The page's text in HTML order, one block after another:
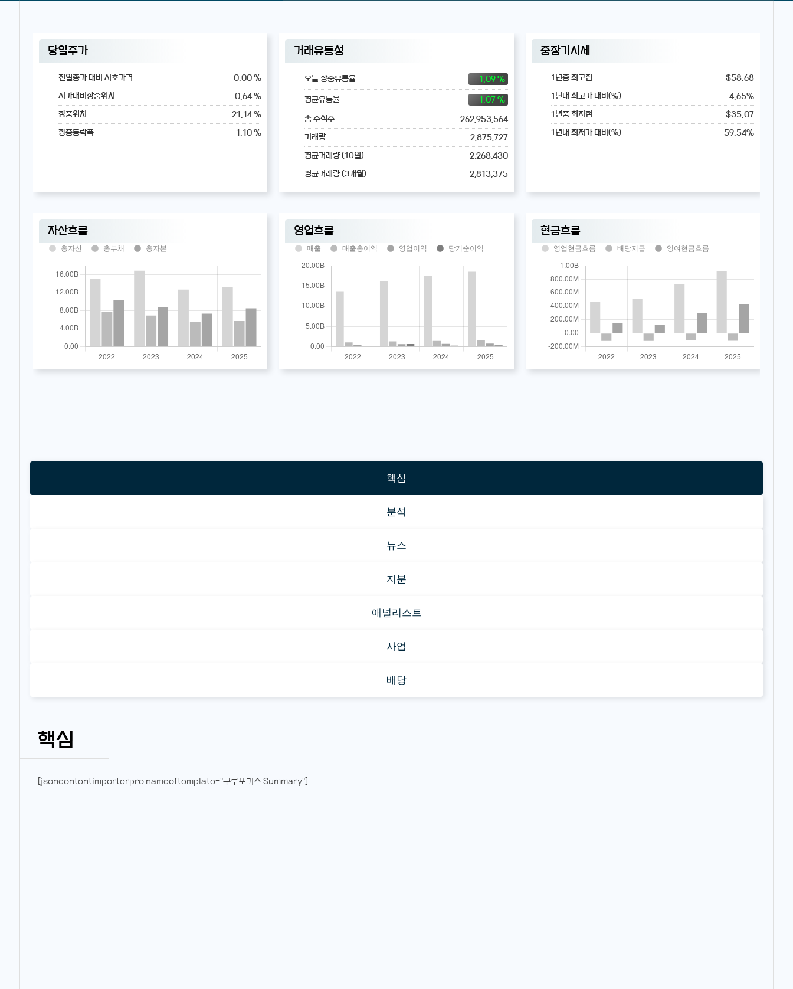
당일주가
전일종가 대비 시초가격 0.00 %
시가대비장중위치 -0.64 %
장중위치 21.14 %
장중등락폭 1.10 %
거래유동성
오늘 장중유통율 1.09 %
평균유통율 1.07 %
총 주식수 262,953,564
거래량 2,875,727
평균거래량 (10일) 2,268,430
평균거래량 (3개월) 2,813,375
중장기시세
1년중 최고점 $58.68
1년내 최고가 대비(%) -4.65%
1년중 최저점 $35.07
1년내 최저가 대비(%) 59.54%
자산흐름
총자산 총부채 총자본
영업흐름
매출 매출총이익 영업이익 당기순이익
현금흐름
영업현금흐름 배당지급 잉여현금흐름
핵심
분석
뉴스
지분
애널리스트
사업
배당
핵심
[jsoncontentimporterpro nameoftemplate="구루포커스 Summary"]